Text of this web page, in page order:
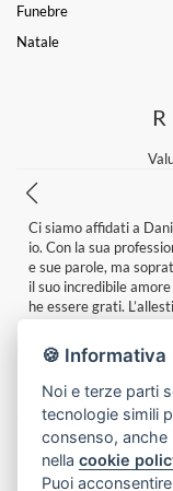
Funebre
Natale
Qualità dei
Lascia una recensione
🍪 Informativa
Noi e terze parti
tecnologie simili
consenso,
nellacookie
Puoi